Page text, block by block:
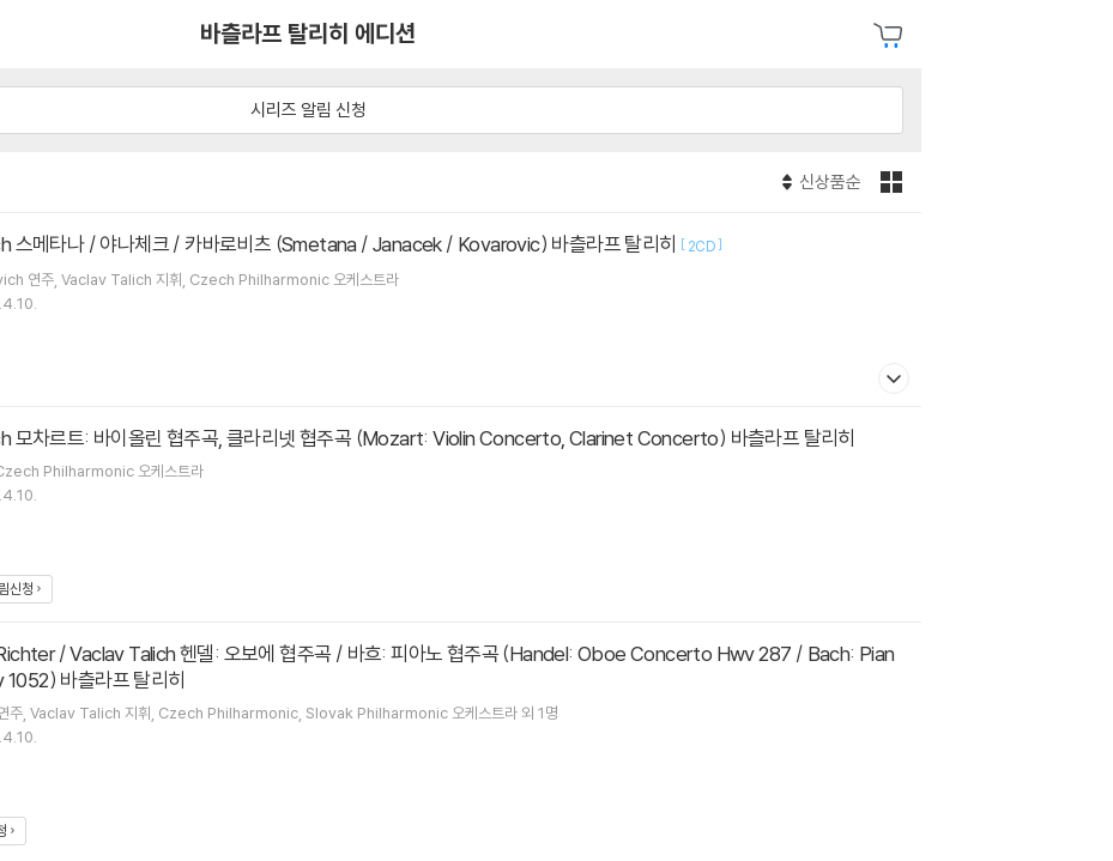
바츨라프 탈리히 에디션
시리즈 알림 신청
신상품순
스메타나 / 야나체크 / 카바로비츠 (Smetana / Janacek / Kovarovic) 바츨라프 탈리히 [ 2CD]
연주 Vaclav Talich 지휘 Czech Philharmonic 오케스트라
모차르트: 바이올린 협주곡, 클라리넷 협주곡 (Mozart: Violin Concerto, Clarinet Concerto) 바츨라프 탈리히
Philharmonic 오케스트라
신청
바츨라프 탈리히
주 Vaclav Talich 지휘 Czech Philharmonic Slovak Philharmonic 오케스트라 외 1명